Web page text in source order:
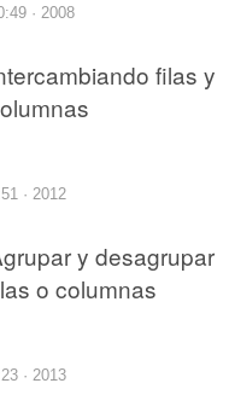
· 2008
filas y
· 2012
y desagrupar
o columnas
· 2013